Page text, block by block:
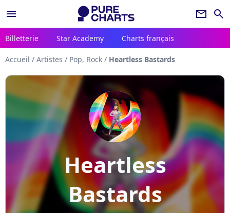
menu newsletter search
Billetterie Star Academy Charts français
Accueil / Artistes / Pop, Rock / Heartless Bastards
Heartless
Bastards